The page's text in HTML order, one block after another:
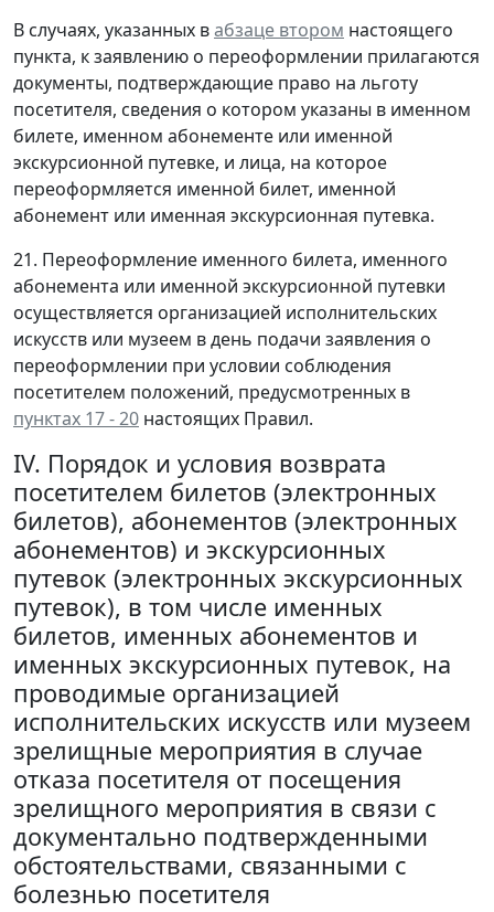
В случаях, указанных вабзаце втором настоящего
пункта, к заявлению о переоформлении прилагаются
документы, подтверждающие право на льготу
посетителя, сведения о котором указаны в именном
билете, именном абонементе или именной
экскурсионной путевке, и лица, на которое
переоформляется именной билет, именной
абонемент или именная экскурсионная путевка.
21. Переоформление именного билета, именного
абонемента или именной экскурсионной путевки
осуществляется организацией исполнительских
искусств или музеем в день подачи заявления о
переоформлении при условии соблюдения
посетителем положений, предусмотренных в
пунктах 17 - 20 настоящих Правил.
IV. Порядок и условия возврата
посетителем билетов (электронных
билетов), абонементов (электронных
абонементов) и экскурсионных
путевок (электронных экскурсионных
путевок), в том числе именных
билетов, именных абонементов и
именных экскурсионных путевок, на
проводимые организацией
исполнительских искусств или музеем
зрелищные мероприятия в случае
отказа посетителя от посещения
зрелищного мероприятия в связи с
документально подтвержденными
обстоятельствами, связанными с
болезнью посетителя